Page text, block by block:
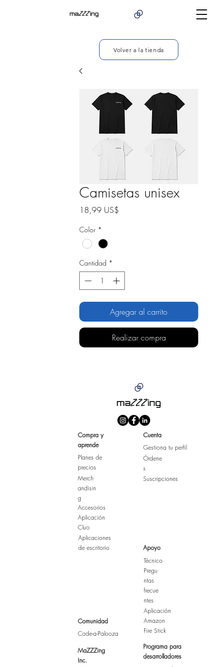
Volver a la tienda
Camisetas unisex
18,99 US$
Color *
Cantidad *
Agregar al carrito
Realizar compra
Compra y
aprende
Planes de
precios
Merch
andisin
g
Accesorios
Aplicación
Cluo
Aplicaciones
de escritorio
Comunidad
Code-a-Palooza
MaZZZing
Inc.
Cuenta
Gestiona tu perfil
Órdene
s
Suscripciones
Apoyo
Técnico
Pregu
ntas
frecue
ntes
Aplicación
Amazon
Fire Stick
Programa para
desarrolladores